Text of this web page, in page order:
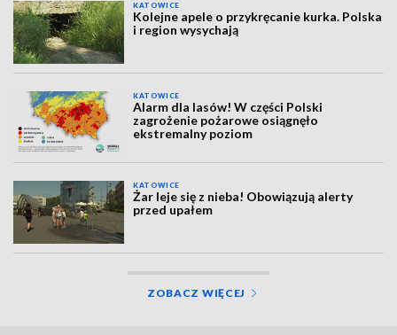
KATOWICE
Kolejne apele o przykręcanie kurka. Polska
i region wysychają
KATOWICE
Alarm dla lasów! W części Polski
zagrożenie pożarowe osiągnęło
ekstremalny poziom
KATOWICE
Żar leje się z nieba! Obowiązują alerty
przed upałem
ZOBACZ WIĘCEJ